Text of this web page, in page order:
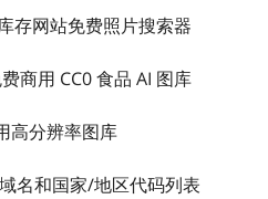
存网站免费照片搜索器
商用 CC0 食品 AI 图库
高分辨率图库
名和国家/地区代码列表